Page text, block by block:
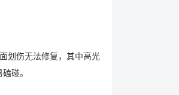
划伤无法修复，其中高光
碰。